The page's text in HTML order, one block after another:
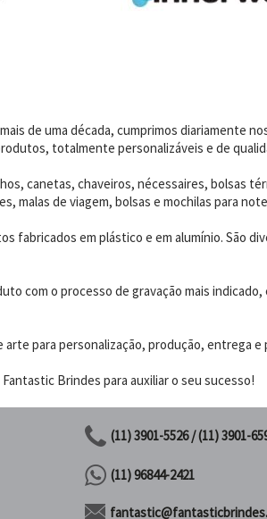
de uma década, cumprimos diariamente
totalmente personalizáveis e de
canetas, chaveiros, nécessaires, bolsas
malas de viagem, bolsas e mochilas para
fabricados em plástico e em alumínio. São
com o processo de gravação mais
para personalização, produção, entrega e
Brindes para auxiliar o seu sucesso!
(11) 3901-5526 / (11) 3901-
(11) 96844-2421